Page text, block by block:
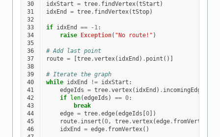
30
idxStart = tree. findVertex(tStart )
31
idxEnd = tree. findVertex(tStop)
32
33
if idxEnd == - 1:
34
raise Exception( "No route!" )
35
36
# Add last point
37
route = [tree.vertex( idxEnd ) . point ()]
38
39
# Iterate the graph
40
while idxEnd != idxStart :
41
edgeIds = tree.vertex( idxEnd ) . incomingEdges
42
if len(edgeIds ) == 0:
43
break
44
edge = tree.edge(edgeIds [0])
45
route. insert (0, tree.vertex(edge. fromVertex
46
idxEnd = edge. fromVertex()